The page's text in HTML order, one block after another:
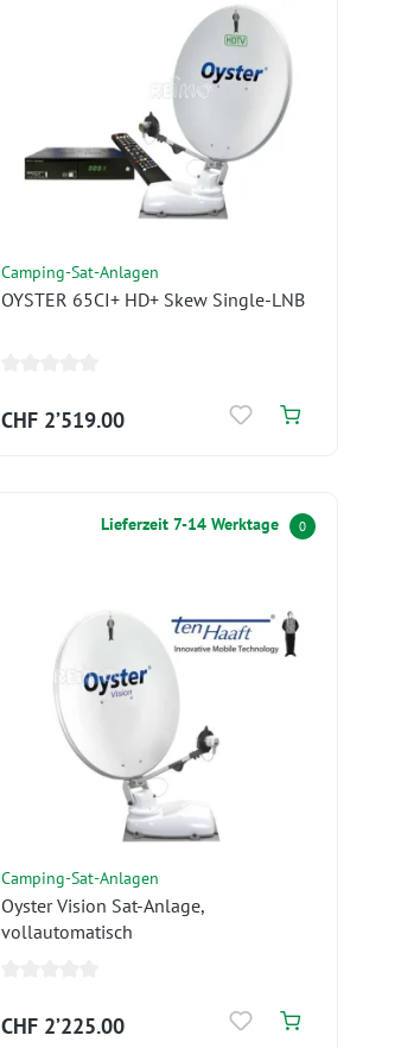
Camping-Sat-Anlagen
OYSTER 65CI+ HD+ Skew Single-LNB
CHF 2’519.00
Lieferzeit 7-14 Werktage 0
Camping-Sat-Anlagen
Oyster Vision Sat-Anlage,
vollautomatisch
CHF 2’225.00